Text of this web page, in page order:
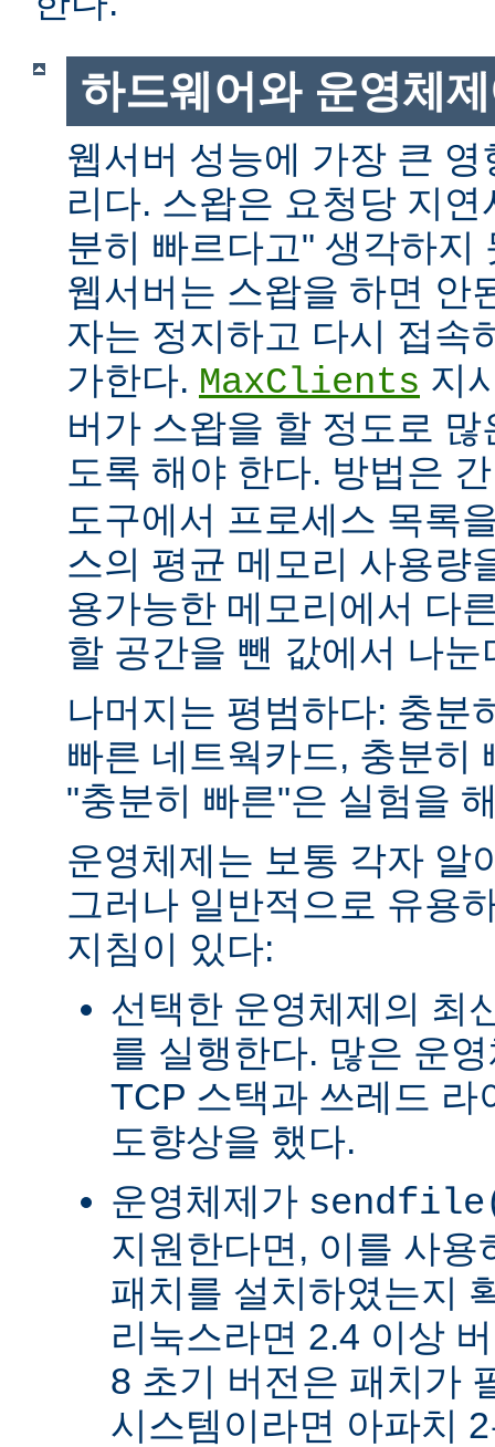
하드웨어와 운영체
웹서버 성능에 가장 큰
리다. 스왑은 요청당 지
분히 빠르다고" 생각하지
웹서버는 스왑을 하면 안
자는 정지하고 다시 접속
가한다. MaxClients 지
버가 스왑을 할 정도로
도록 해야 한다. 방법은
도구에서 프로세스 목록
스의 평균 메모리 사용량
용가능한 메모리에서 다
할 공간을 뺀 값에서 나눈
나머지는 평범하다: 충분
빠른 네트웍카드, 충분히
"충분히 빠른"은 실험을
운영체제는 보통 각자 알
그러나 일반적으로 유용
지침이 있다:
선택한 운영체제의 최
를 실행한다. 많은 운
TCP 스택과 쓰레드 라
도향상을 했다.
운영체제가
지원한다면, 이를 사용
패치를 설치하였는지
리눅스라면 2.4 이상
8 초기 버전은 패치가
시스템이라면 아파치